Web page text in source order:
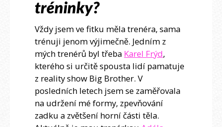
tréninky?
Vždy jsem ve fitku měla trenéra, sama
trénuji jenom výjimečně. Jedním z
mých trenérů byl třeba Karel Frýd,
kterého si určitě spousta lidí pamatuje
z reality show Big Brother. V
posledních letech jsem se zaměřovala
na udržení mé formy, zpevňování
zadku a zvětšení horní části těla.